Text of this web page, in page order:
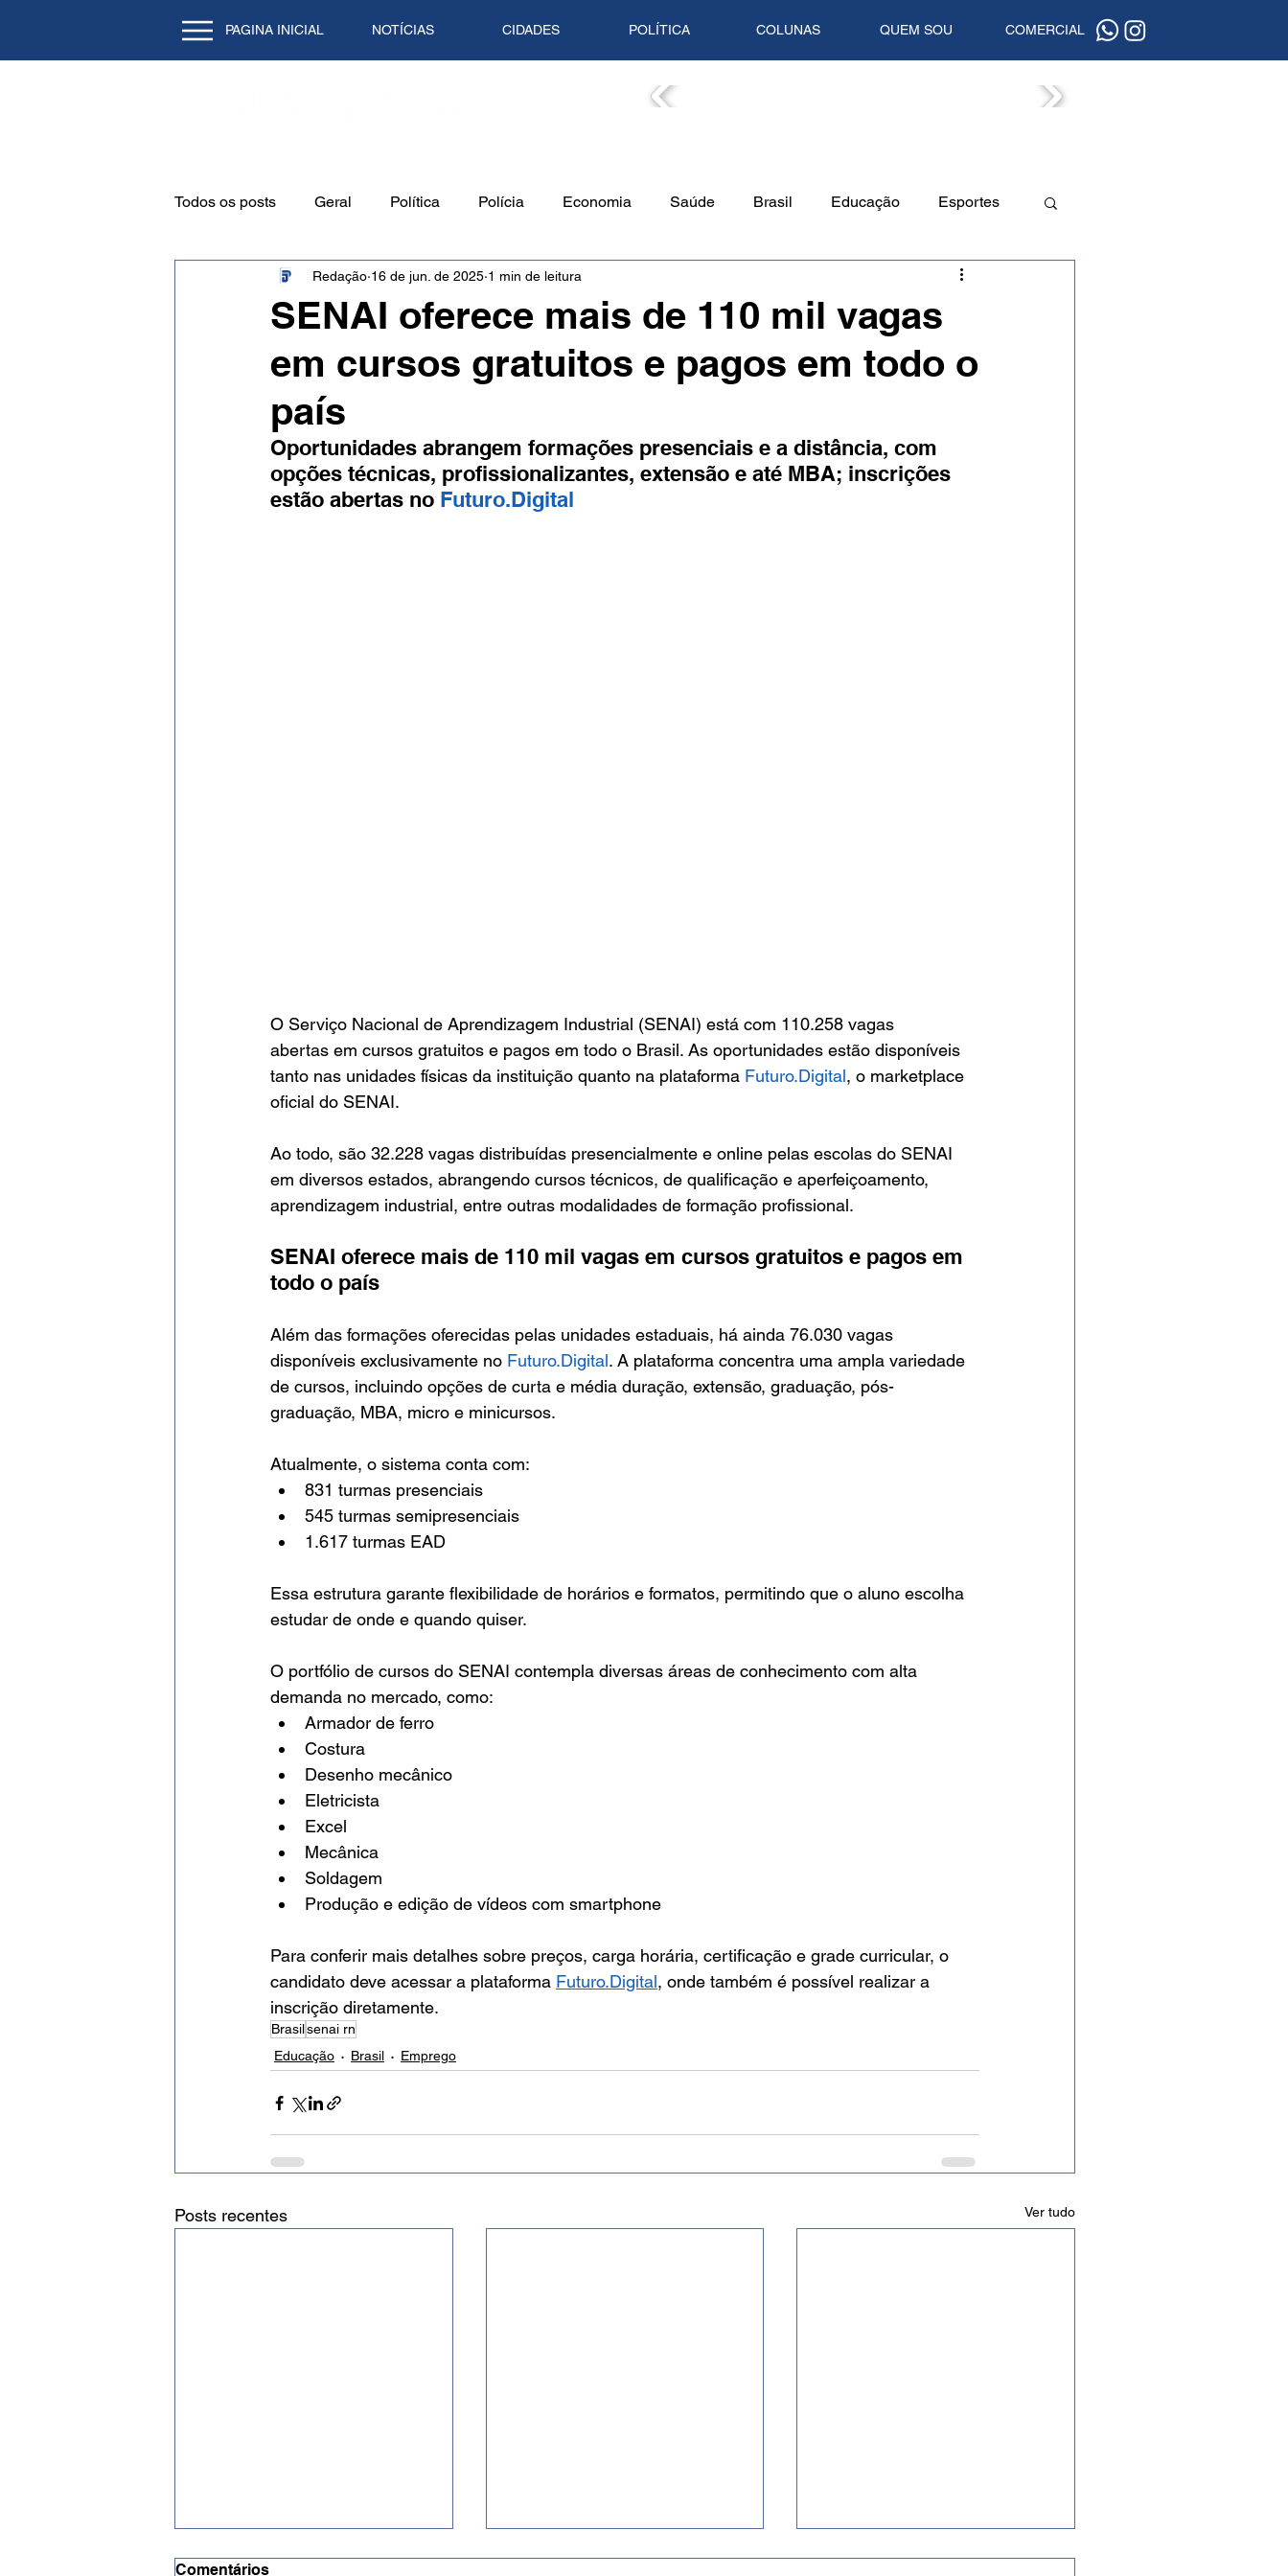
PAGINA INICIAL NOTÍCIAS CIDADES POLÍTICA COLUNAS QUEM SOU COMERCIAL
Todos os posts Geral Política Polícia Economia Saúde Brasil Educação Esportes
Cidade Meio Ambiente Empreendedorismo
Natal/RN Tecnologia Tempo Artigo Mundo Trânsito Mente em Pauta Segurança
Social por José Patrício Neto Colunas
SENAI oferece mais de 110 mil vagas
em cursos gratuitos e pagos em todo o
país
Redação 16 de jun. de 2025 1 min de leitura
Oportunidades abrangem formações presenciais e a distância, com
opções técnicas, profissionalizantes, extensão e até MBA; inscrições
estão abertas no Futuro.Digital
O Serviço Nacional de Aprendizagem Industrial (SENAI) está com 110.258 vagas
abertas em cursos gratuitos e pagos em todo o Brasil. As oportunidades estão disponíveis
tanto nas unidades físicas da instituição quanto na plataforma Futuro.Digital, o marketplace
oficial do SENAI.
Ao todo, são 32.228 vagas distribuídas presencialmente e online pelas escolas do SENAI
em diversos estados, abrangendo cursos técnicos, de qualificação e aperfeiçoamento,
aprendizagem industrial, entre outras modalidades de formação profissional.
SENAI oferece mais de 110 mil vagas em cursos gratuitos e pagos em
todo o país
Além das formações oferecidas pelas unidades estaduais, há ainda 76.030 vagas
disponíveis exclusivamente no Futuro.Digital. A plataforma concentra uma ampla variedade
de cursos, incluindo opções de curta e média duração, extensão, graduação, pós-
graduação, MBA, micro e minicursos.
Atualmente, o sistema conta com:
831 turmas presenciais
545 turmas semipresenciais
1.617 turmas EAD
Essa estrutura garante flexibilidade de horários e formatos, permitindo que o aluno escolha
estudar de onde e quando quiser.
O portfólio de cursos do SENAI contempla diversas áreas de conhecimento com alta
demanda no mercado, como:
Armador de ferro
Costura
Desenho mecânico
Eletricista
Excel
Mecânica
Soldagem
Produção e edição de vídeos com smartphone
Para conferir mais detalhes sobre preços, carga horária, certificação e grade curricular, o
candidato deve acessar a plataforma Futuro.Digital, onde também é possível realizar a
inscrição diretamente.
Brasilsenai rn
Educação
Brasil Emprego
Posts recentes Ver tudo
Comentários